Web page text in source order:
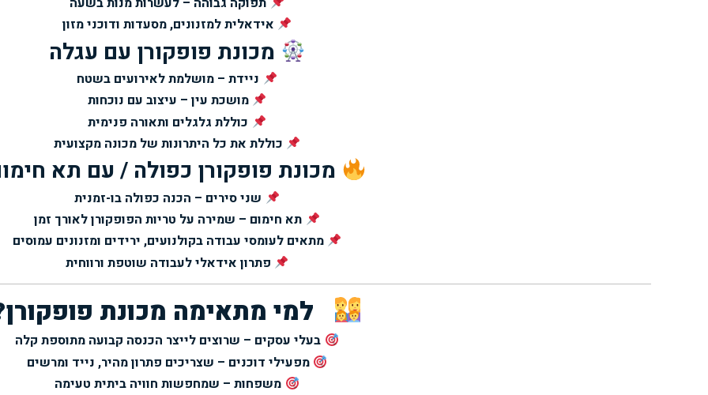
אידאלית למזנונים, מסעדות ודוכני מזון
מכונת פופקורן עם עגלה
ניידת – מושלמת לאירועים בשטח
מושכת עין – עיצוב עם נוכחות
כוללת גלגלים ותאורה פנימית
כוללת את כל היתרונות של מכונה מקצועית
מכונת פופקורן כפולה / עם תא
שני סירים – הכנה כפולה בו-זמנית
תא חימום – שמירה על טריות הפופקורן לאורך זמן
מתאים לעומסי עבודה בקולנועים, ירידים ומזנונים עמוסים
פתרון אידאלי לעבודה שוטפת ורווחית
למי מתאימה מכונת
בעלי עסקים – שרוצים לייצר הכנסה קבועה מתוספת קלה
מפעילי דוכנים – שצריכים פתרון מהיר, נייד ומרשים
משפחות – שמחפשות חוויה ביתית טעימה